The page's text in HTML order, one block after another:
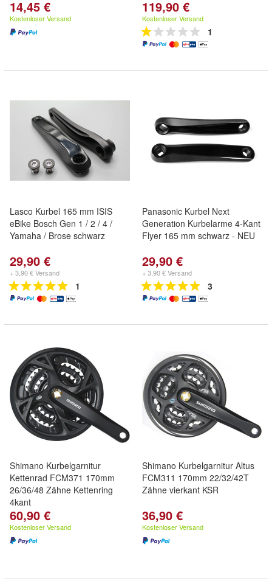
14,45 €
Kostenloser Versand
119,90 €
Kostenloser Versand
1
Lasco Kurbel 165 mm ISIS
eBike Bosch Gen 1 / 2 / 4 /
Yamaha / Brose schwarz
29,90 €
+ 3,90 € Versand
1
Panasonic Kurbel Next
Generation Kurbelarme 4-Kant
Flyer 165 mm schwarz - NEU
29,90 €
+ 3,90 € Versand
3
Shimano Kurbelgarnitur
Kettenrad FCM371 170mm
26/36/48 Zähne Kettenring
4kant
60,90 €
Kostenloser Versand
Shimano Kurbelgarnitur Altus
FCM311 170mm 22/32/42T
Zähne vierkant KSR
36,90 €
Kostenloser Versand